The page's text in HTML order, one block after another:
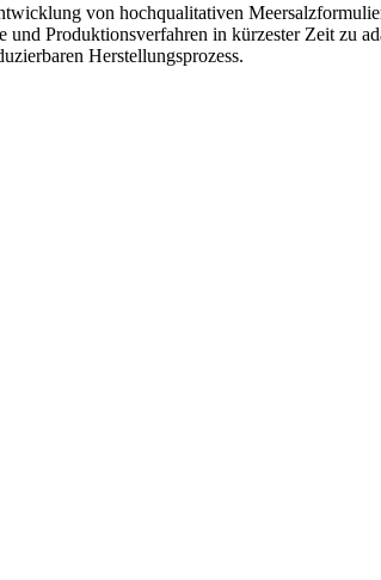
von hochqualitativen
Produktionsverfahren in kürzester Zeit zu
Herstellungsprozess.